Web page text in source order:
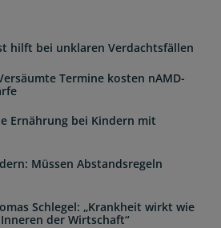
hilft bei unklaren Verdachtsfällen
Termine kosten nAMD-
Ernährung bei Kindern mit
Müssen Abstandsregeln
Schlegel: „Krankheit wirkt wie
der Wirtschaft“